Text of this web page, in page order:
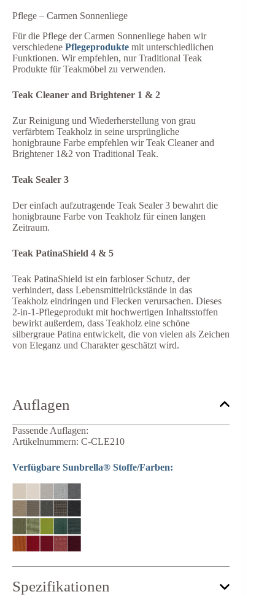
Pflege – Carmen Sonnenliege
Für die Pflege der Carmen Sonnenliege haben wir
verschiedene Pflegeprodukte mit unterschiedlichen
Funktionen. Wir empfehlen, nur Traditional Teak
Produkte für Teakmöbel zu verwenden.
Teak Cleaner and Brightener 1 & 2
Zur Reinigung und Wiederherstellung von grau
verfärbtem Teakholz in seine ursprüngliche
honigbraune Farbe empfehlen wir Teak Cleaner and
Brightener 1&2 von Traditional Teak.
Teak Sealer 3
Der einfach aufzutragende Teak Sealer 3 bewahrt die
honigbraune Farbe von Teakholz für einen langen
Zeitraum.
Teak PatinaShield 4 & 5
Teak PatinaShield ist ein farbloser Schutz, der
verhindert, dass Lebensmittelrückstände in das
Teakholz eindringen und Flecken verursachen. Dieses
2-in-1-Pflegeprodukt mit hochwertigen Inhaltsstoffen
bewirkt außerdem, dass Teakholz eine schöne
silbergraue Patina entwickelt, die von vielen als Zeichen
von Eleganz und Charakter geschätzt wird.
Auflagen
Passende Auflagen:
Artikelnummern: C-CLE210
Verfügbare Sunbrella® Stoffe/Farben:
Spezifikationen